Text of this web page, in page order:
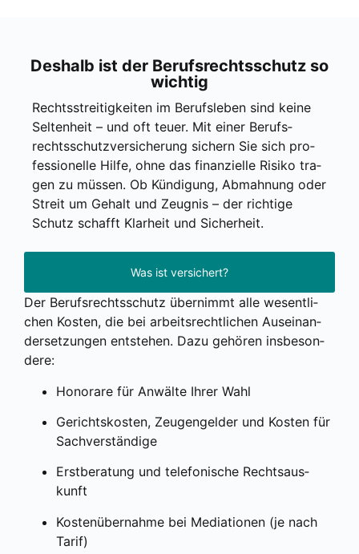
Des­halb ist der Berufs­rechts­schutz so
wich­tig
Rechts­strei­tig­kei­ten im Berufs­le­ben sind kei­ne
Sel­ten­heit – und oft teu­er. Mit einer Berufs­
rechts­schutz­ver­si­che­rung sichern Sie sich pro­
fes­sio­nel­le Hil­fe, ohne das finan­zi­el­le Risi­ko tra­
gen zu müs­sen. Ob Kün­di­gung, Abmah­nung oder
Streit um Gehalt und Zeug­nis – der rich­ti­ge
Schutz schafft Klar­heit und Sicher­heit.
Was ist versichert?
Der Berufs­rechts­schutz über­nimmt alle wesent­li­
chen Kos­ten, die bei arbeits­recht­li­chen Aus­ein­an­
der­set­zun­gen ent­ste­hen. Dazu gehö­ren ins­be­son­
de­re:
Hono­ra­re für Anwäl­te Ihrer Wahl
Gerichts­kos­ten, Zeu­gen­gel­der und Kos­ten für
Sach­ver­stän­di­ge
Erst­be­ra­tung und tele­fo­ni­sche Rechts­aus­
kunft
Kos­ten­über­nah­me bei Media­tio­nen (je nach
Tarif)